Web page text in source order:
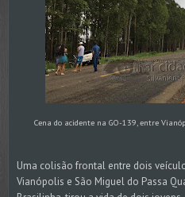
Cena do acidente na GO-139, entre
Uma colisão frontal entre dois
Vianópolis e São Miguel do Passa